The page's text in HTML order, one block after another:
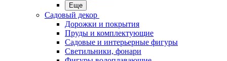
Еще
Садовый декор
Дорожки и покрытия
Пруды и комплектующие
Садовые и интерьерные фигуры
Светильники, фонари